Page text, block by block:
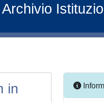
Archivio
in